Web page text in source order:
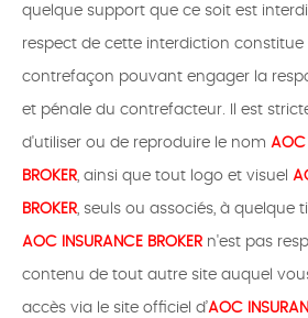
quelque support que ce soit est
respect de cette interdiction constitue
contrefaçon pouvant engager la
et pénale du contrefacteur. Il est
d'utiliser ou de reproduire le nom AOC
BROKER, ainsi que tout logo et visuel
BROKER, seuls ou associés, à quelque
AOC INSURANCE BROKER n'est pas
contenu de tout autre site auquel
accès via le site officiel d’AOC